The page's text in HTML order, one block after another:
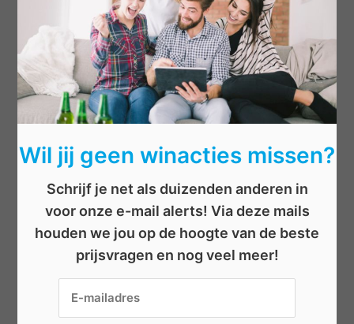
Cadeau
Dieren
Elektronica
Eten/drinken
Kinderen
Overige
Televisie
Topwedstrijden
Wil jij geen winacties missen?
Schrijf je net als duizenden anderen in
voor onze e-mail alerts! Via deze mails
houden we jou op de hoogte van de beste
prijsvragen en nog veel meer!